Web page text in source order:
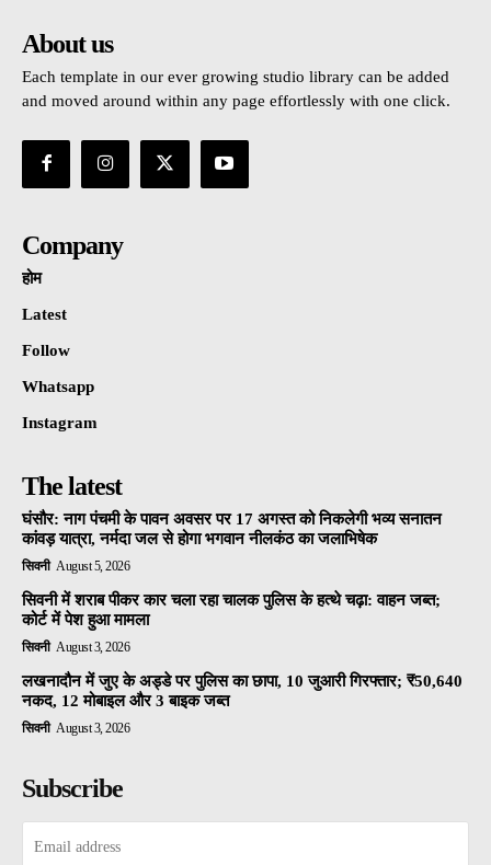
About us
Each template in our ever growing studio library can be added
and moved around within any page effortlessly with one click.
Company
होम
Latest
Follow
Whatsapp
Instagram
The latest
घंसौर: नाग पंचमी के पावन अवसर पर 17 अगस्त को निकलेगी भव्य सनातन
कांवड़ यात्रा, नर्मदा जल से होगा भगवान नीलकंठ का जलाभिषेक
सिवनी August 5, 2026
सिवनी में शराब पीकर कार चला रहा चालक पुलिस के हत्थे चढ़ा: वाहन जब्त;
कोर्ट में पेश हुआ मामला
सिवनी August 3, 2026
लखनादौन में जुए के अड्डे पर पुलिस का छापा, 10 जुआरी गिरफ्तार; ₹50,640
नकद, 12 मोबाइल और 3 बाइक जब्त
सिवनी August 3, 2026
Subscribe